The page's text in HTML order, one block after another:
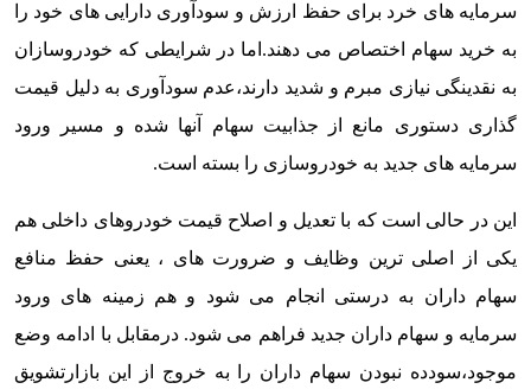
سرمایه های خرد برای حفظ ارزش و سودآوری دارایی های خود را
به خرید سهام اختصاص می دهند. اما در شرایطی که خودروسازان
به نقدینگی نیازی مبرم و شدید دارند،عدم سودآوری به دلیل قیمت
گذاری دستوری مانع از جذابیت سهام آنها شده و مسیر ورود
سرمایه های جدید به خودروسازی را بسته است.
این در حالی است که با تعدیل و اصلاح قیمت خودروهای داخلی هم
یکی از اصلی ترین وظایف و ضرورت های ، یعنی حفظ منافع
سهام داران به درستی انجام می شود و هم زمینه های ورود
سرمایه و سهام داران جدید فراهم می شود.درمقابل با ادامه وضع
موجود،سودده نبودن سهام داران را به خروج از این بازارتشویق